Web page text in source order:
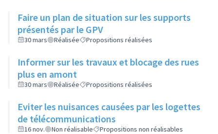
Faire un plan de situation sur les supports
présentés par le GPV
30 mars Réalisée Propositions réalisées
Informer sur les travaux et blocage des rues
plus en amont
30 mars Réalisée Propositions réalisées
Eviter les nuisances causées par les logettes
de télécommunications
16 nov. Non réalisable Propositions non réalisables